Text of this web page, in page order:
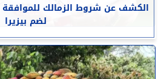
الكشف عن شروط الزمالك
لضم بيزيرا